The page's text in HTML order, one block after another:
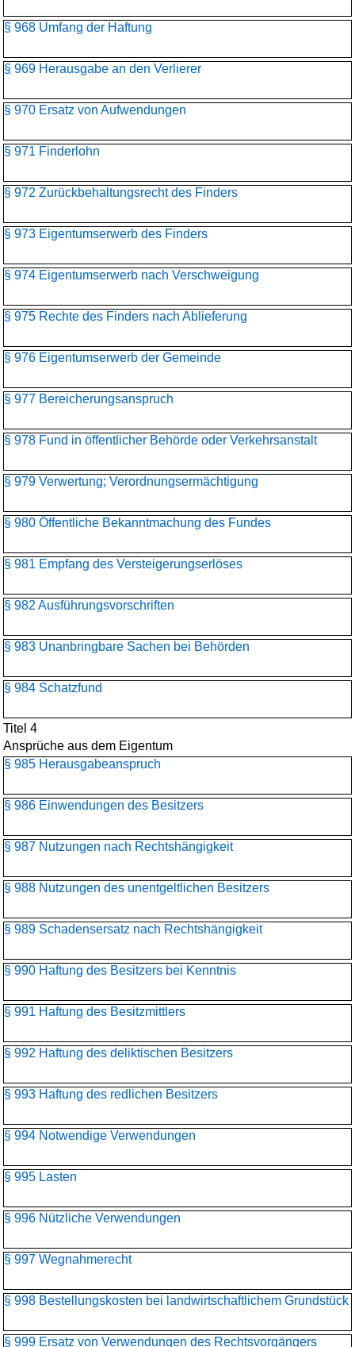
§ 968 Umfang der Haftung
§ 969 Herausgabe an den Verlierer
§ 970 Ersatz von Aufwendungen
§ 971 Finderlohn
§ 972 Zurückbehaltungsrecht des Finders
§ 973 Eigentumserwerb des Finders
§ 974 Eigentumserwerb nach Verschweigung
§ 975 Rechte des Finders nach Ablieferung
§ 976 Eigentumserwerb der Gemeinde
§ 977 Bereicherungsanspruch
§ 978 Fund in öffentlicher Behörde oder Verkehrsanstalt
§ 979 Verwertung; Verordnungsermächtigung
§ 980 Öffentliche Bekanntmachung des Fundes
§ 981 Empfang des Versteigerungserlöses
§ 982 Ausführungsvorschriften
§ 983 Unanbringbare Sachen bei Behörden
§ 984 Schatzfund
Titel 4
Ansprüche aus dem Eigentum
§ 985 Herausgabeanspruch
§ 986 Einwendungen des Besitzers
§ 987 Nutzungen nach Rechtshängigkeit
§ 988 Nutzungen des unentgeltlichen Besitzers
§ 989 Schadensersatz nach Rechtshängigkeit
§ 990 Haftung des Besitzers bei Kenntnis
§ 991 Haftung des Besitzmittlers
§ 992 Haftung des deliktischen Besitzers
§ 993 Haftung des redlichen Besitzers
§ 994 Notwendige Verwendungen
§ 995 Lasten
§ 996 Nützliche Verwendungen
§ 997 Wegnahmerecht
§ 998 Bestellungskosten bei landwirtschaftlichem Grundstück
§ 999 Ersatz von Verwendungen des Rechtsvorgängers